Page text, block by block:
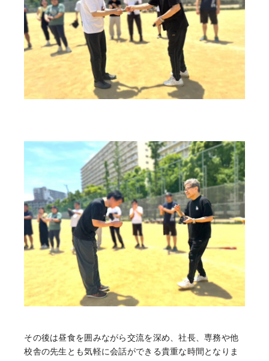
その後は昼食を囲みながら交流を深め、社長、専務や他
校舎の先生とも気軽に会話ができる貴重な時間となりま